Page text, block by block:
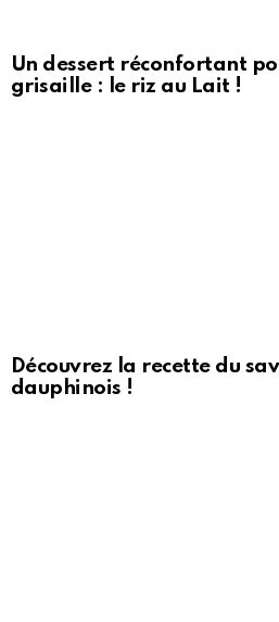
Un dessert réconfortant
grisaille : le riz au Lait !
Découvrez la recette du
dauphinois !